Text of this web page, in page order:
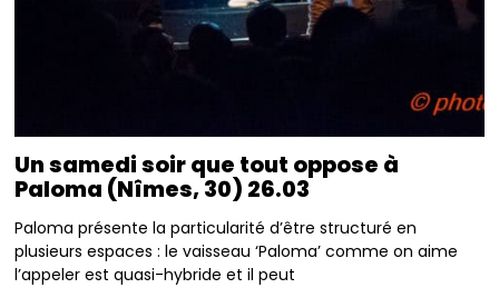
Un samedi soir que tout oppose à
Paloma (Nîmes, 30) 26.03
Paloma présente la particularité d’être structuré en
plusieurs espaces : le vaisseau ‘Paloma’ comme on aime
l’appeler est quasi-hybride et il peut